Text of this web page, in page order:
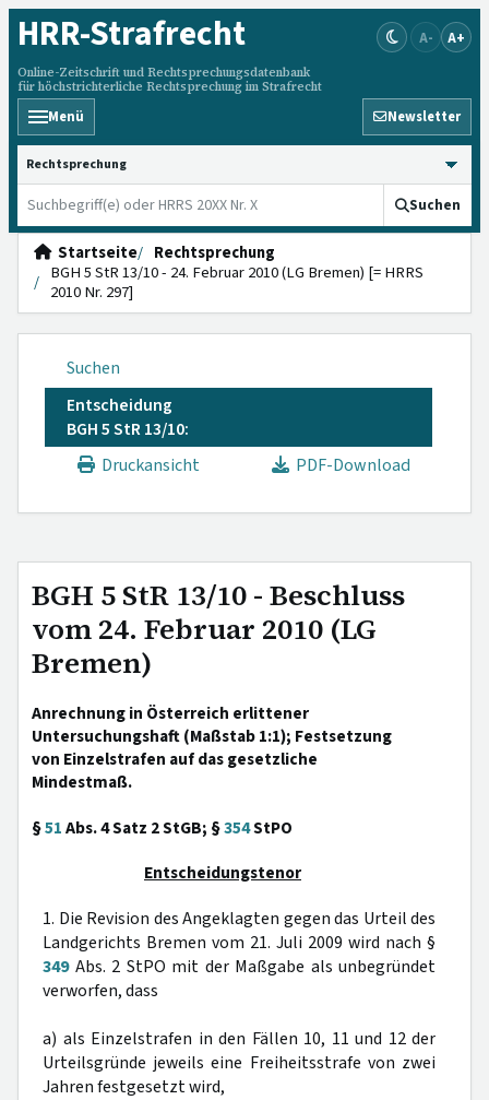
HRR-Strafrecht
Online-Zeitschrift und Rechtsprechungsdatenbank
für höchstrichterliche Rechtsprechung im Strafrecht
A- A+
Menü Newsletter
HRRS durchsuchen
Suchen
Startseite
Rechtsprechung
BGH 5 StR 13/10 - 24. Februar 2010 (LG Bremen) [= HRRS
2010 Nr. 297]
Suchen
Entscheidung
BGH 5 StR 13/10:
Druckansicht
PDF-Download
BGH 5 StR 13/10 - Beschluss
vom 24. Februar 2010 (LG
Bremen)
Anrechnung in Österreich erlittener
Untersuchungshaft (Maßstab 1:1); Festsetzung
von Einzelstrafen auf das gesetzliche
Mindestmaß.
§51Abs. 4 Satz 2 StGB; §354StPO
Entscheidungstenor
1. Die Revision des Angeklagten gegen das Urteil des
Landgerichts Bremen vom 21. Juli 2009 wird nach §
349Abs. 2 StPO mit der Maßgabe als unbegründet
verworfen, dass
a) als Einzelstrafen in den Fällen 10, 11 und 12 der
Urteilsgründe jeweils eine Freiheitsstrafe von zwei
Jahren festgesetzt wird,